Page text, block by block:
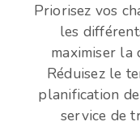
Priorisez vos
les
maximiser la
Réduisez le
planification
service de